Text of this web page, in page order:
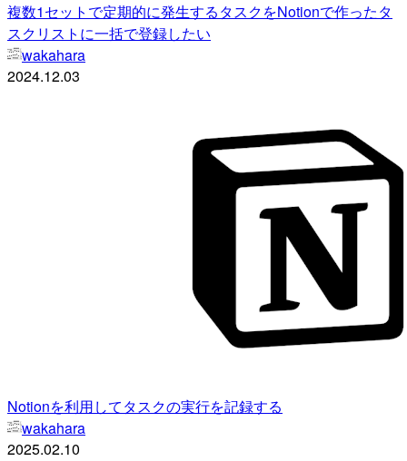
複数1セットで定期的に発生するタスクをNotionで作ったタ
スクリストに一括で登録したい
wakahara
2024.12.03
Notionを利用してタスクの実行を記録する
wakahara
2025.02.10